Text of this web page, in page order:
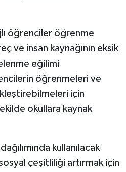
öğrenciler öğrenme
ve insan kaynağının eksik
eğilimi
öğrenmeleri ve
için
okullara kaynak
kullanılacak
çeşitliliği artırmak için